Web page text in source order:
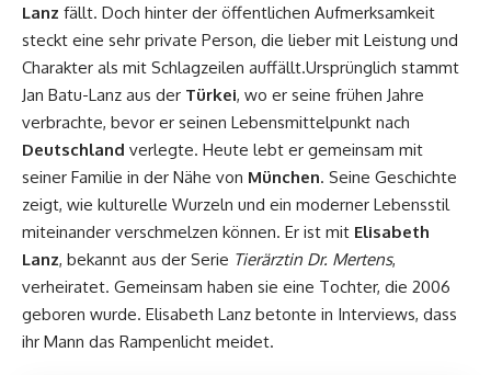
Lanz fällt. Doch hinter der öffentlichen Aufmerksamkeit
steckt eine sehr private Person, die lieber mit Leistung und
Charakter als mit Schlagzeilen auffällt.Ursprünglich stammt
Jan Batu-Lanz aus der Türkei, wo er seine frühen Jahre
verbrachte, bevor er seinen Lebensmittelpunkt nach
Deutschland verlegte. Heute lebt er gemeinsam mit
seiner Familie in der Nähe von München. Seine Geschichte
zeigt, wie kulturelle Wurzeln und ein moderner Lebensstil
miteinander verschmelzen können. Er ist mit Elisabeth
Lanz, bekannt aus der Serie Tierärztin Dr. Mertens,
verheiratet. Gemeinsam haben sie eine Tochter, die 2006
geboren wurde. Elisabeth Lanz betonte in Interviews, dass
ihr Mann das Rampenlicht meidet.